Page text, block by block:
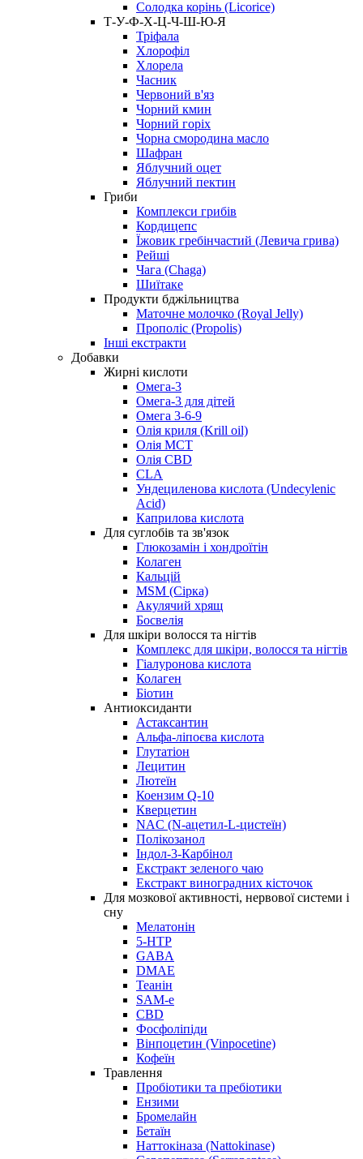
Солодка корінь (Licorice)
Т-У-Ф-Х-Ц-Ч-Ш-Ю-Я
Тріфала
Хлорофіл
Хлорела
Часник
Червоний в'яз
Чорний кмин
Чорний горіх
Чорна смородина масло
Шафран
Яблучний оцет
Яблучний пектин
Гриби
Комплекси грибів
Кордицепс
Їжовик гребінчастий (Левича грива)
Рейші
Чага (Chaga)
Шиїтаке
Продукти бджільництва
Маточне молочко (Royal Jelly)
Прополіс (Propolis)
Інші екстракти
Добавки
Жирні кислоти
Омега-3
Омега-3 для дітей
Омега 3-6-9
Олія криля (Krill oil)
Олія МСТ
Олія CBD
CLA
Ундециленова кислота (Undecylenic
Acid)
Каприлова кислота
Для суглобів та зв'язок
Глюкозамін і хондроїтін
Колаген
Кальцій
MSM (Сірка)
Акулячий хрящ
Босвелія
Для шкіри волосся та нігтів
Комплекс для шкіри, волосся та нігтів
Гіалуронова кислота
Колаген
Біотин
Антиоксиданти
Астаксантин
Альфа-ліпоєва кислота
Глутатіон
Лецитин
Лютеїн
Коензим Q-10
Кверцетин
NAC (N-ацетил-L-цистеїн)
Полікозанол
Індол-3-Карбінол
Екстракт зеленого чаю
Екстракт виноградних кісточок
Для мозкової активності, нервової системи і
сну
Мелатонін
5-HTP
GABA
DMAE
Теанін
SAM-e
CBD
Фосфоліпіди
Вінпоцетин (Vinpocetine)
Кофеїн
Травлення
Пробіотики та пребіотики
Ензими
Бромелайн
Бетаїн
Наттокіназа (Nattokinase)